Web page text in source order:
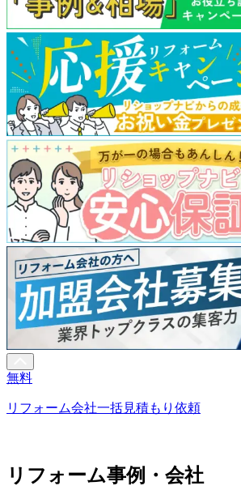
無料
リフォーム会社一括見積もり依頼
リフォーム事例・会社